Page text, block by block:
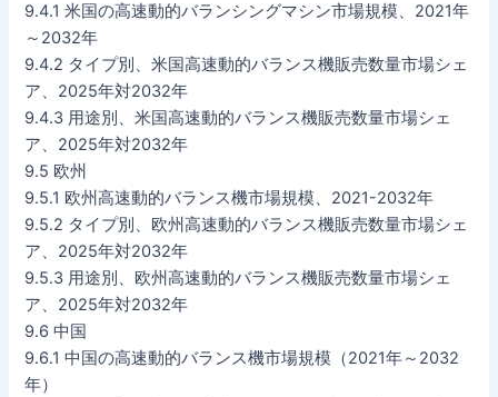
9.4.1 米国の高速動的バランシングマシン市場規模、2021年
～2032年
9.4.2 タイプ別、米国高速動的バランス機販売数量市場シェ
ア、2025年対2032年
9.4.3 用途別、米国高速動的バランス機販売数量市場シェ
ア、2025年対2032年
9.5 欧州
9.5.1 欧州高速動的バランス機市場規模、2021-2032年
9.5.2 タイプ別、欧州高速動的バランス機販売数量市場シェ
ア、2025年対2032年
9.5.3 用途別、欧州高速動的バランス機販売数量市場シェ
ア、2025年対2032年
9.6 中国
9.6.1 中国の高速動的バランス機市場規模（2021年～2032
年）